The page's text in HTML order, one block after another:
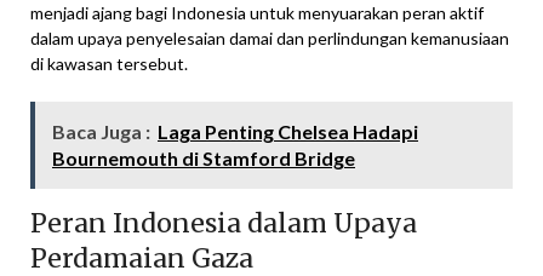
menjadi ajang bagi Indonesia untuk menyuarakan peran aktif
dalam upaya penyelesaian damai dan perlindungan kemanusiaan
di kawasan tersebut.
Baca Juga : Laga Penting Chelsea Hadapi
Bournemouth di Stamford Bridge
Peran Indonesia dalam Upaya
Perdamaian Gaza